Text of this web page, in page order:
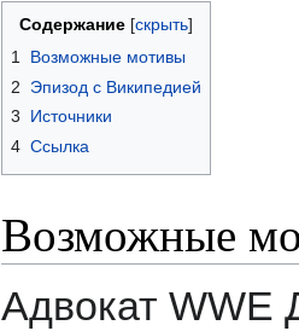
Содержание
1 Возможные мотивы
2
Эпизод с Википедией
3
Источники
4 Ссылка
Возможные
Адвокат WWE